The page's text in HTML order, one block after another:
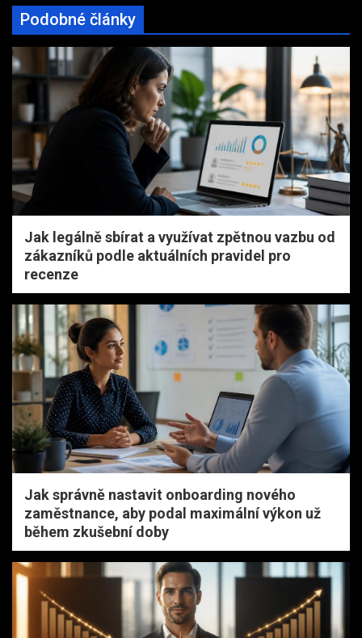
Podobné články
Jak legálně sbírat a využívat zpětnou vazbu od
zákazníků podle aktuálních pravidel pro
recenze
Jak správně nastavit onboarding nového
zaměstnance, aby podal maximální výkon už
během zkušební doby